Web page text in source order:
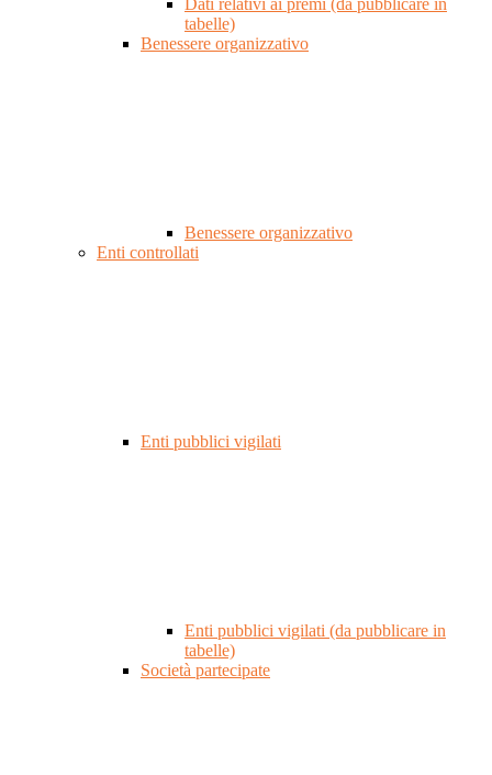
Dati relativi ai premi (da pubblicare in
tabelle)
Benessere organizzativo
Benessere organizzativo
Enti controllati
Enti pubblici vigilati
Enti pubblici vigilati (da pubblicare in
tabelle)
Società partecipate